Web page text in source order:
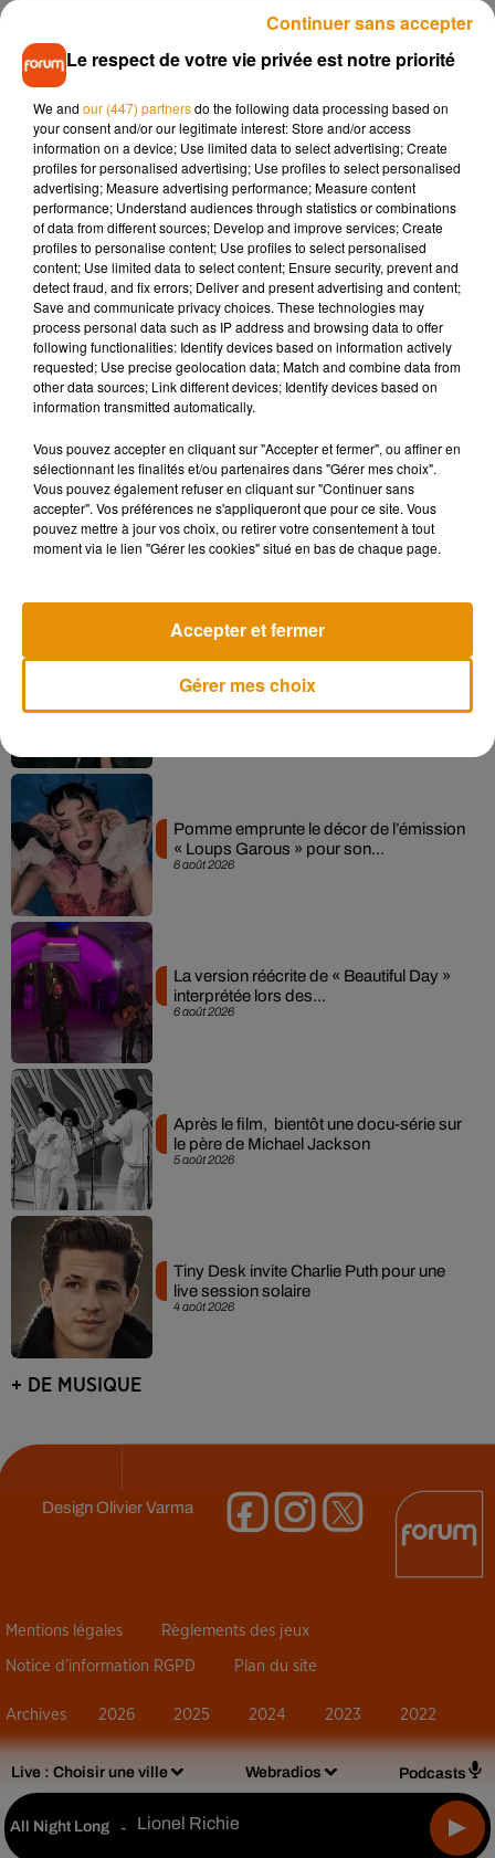
Live : Choisir une ville Webradios Podcasts
All Night Long - Lionel Richie
Poursuivi pour sévices de nature sexuelle envers un
animal, il a été reconnu coupable pour les faits de
cette année et condamné à huit de prison avec
sursis. Comme le rapportela Nouvelle République
il devra également suivre des soins et a interdiction
d’aller sur l’île Balzac pendant deux ans. Enfin, il
devra verser 2 337 euros de dommages à la ville et a
interdiction à vie de détenir un animal.
Musique
Madonna sort enfin le remix de « Love
Sensation » avec Kylie Minogue
7 août 2026
Angèle et Amélie Lens dévoilent leur
6 août 2026
Pomme emprunte le décor de l’émission
« Loups Garous » pour son...
6 août 2026
La version réécrite de « Beautiful Day »
interprétée lors des...
5 août 2026
Après le film, bientôt une docu-série sur
le père de Michael Jackson
4 août 2026
Tiny Desk invite Charlie Puth pour une
live session solaire
+ DE MUSIQUE
DesignOlivier Varma
Mentions légales Règlements des jeux
Notice d’information RGPD Plan du site
Archives 2026 2025 2024 2023 2022
Le respect de votre vie privée est notre priorité
We and our (447) partnersdo the following data processing based on
your consent and/or our legitimate interest: Store and/or access
information on a device; Use limited data to select advertising; Create
profiles for personalised advertising; Use profiles to select personalised
advertising; Measure advertising performance; Measure content
performance; Understand audiences through statistics or combinations
of data from different sources; Develop and improve services; Create
profiles to personalise content; Use profiles to select personalised
content; Use limited data to select content; Ensure security, prevent and
detect fraud, and fix errors; Deliver and present advertising and content;
Save and communicate privacy choices. These technologies may
process personal data such as IP address and browsing data to offer
following functionalities: Identify devices based on information actively
requested; Use precise geolocation data; Match and combine data from
other data sources; Link different devices; Identify devices based on
information transmitted automatically.
Vous pouvez accepter en cliquant sur "Accepter et fermer", ou affiner en
sélectionnant les finalités et/ou partenaires dans "Gérer mes choix".
Vous pouvez également refuser en cliquant sur "Continuer sans
accepter". Vos préférences ne s'appliqueront que pour ce site. Vous
pouvez mettre à jour vos choix, ou retirer votre consentement à tout
moment via le lien "Gérer les cookies" situé en bas de chaque page.
Gérer mes choix
Accepter et fermer
Continuer sans accepter